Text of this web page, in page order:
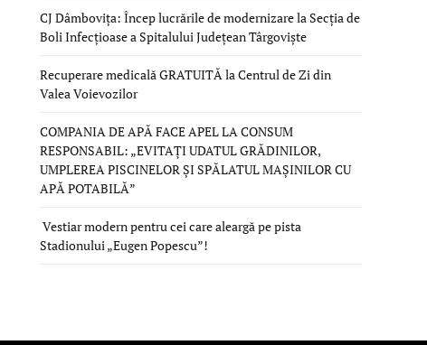
CJ Dâmbovița: Încep lucrările de modernizare la Secția de
Boli Infecțioase a Spitalului Județean Târgoviște
Recuperare medicală GRATUITĂ la Centrul de Zi din
Valea Voievozilor
COMPANIA DE APĂ FACE APEL LA CONSUM
RESPONSABIL: „EVITAȚI UDATUL GRĂDINILOR,
UMPLEREA PISCINELOR ȘI SPĂLATUL MAȘINILOR CU
APĂ POTABILĂ”
Vestiar modern pentru cei care aleargă pe pista
Stadionului „Eugen Popescu”!